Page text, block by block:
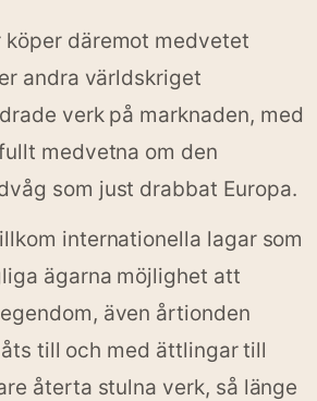
köper däremot medvetet
andra världskriget
verk på marknaden, med
medvetna om den
som just drabbat Europa.
internationella lagar som
ägarna möjlighet att
även årtionden
till och med ättlingar till
återta stulna verk, så länge